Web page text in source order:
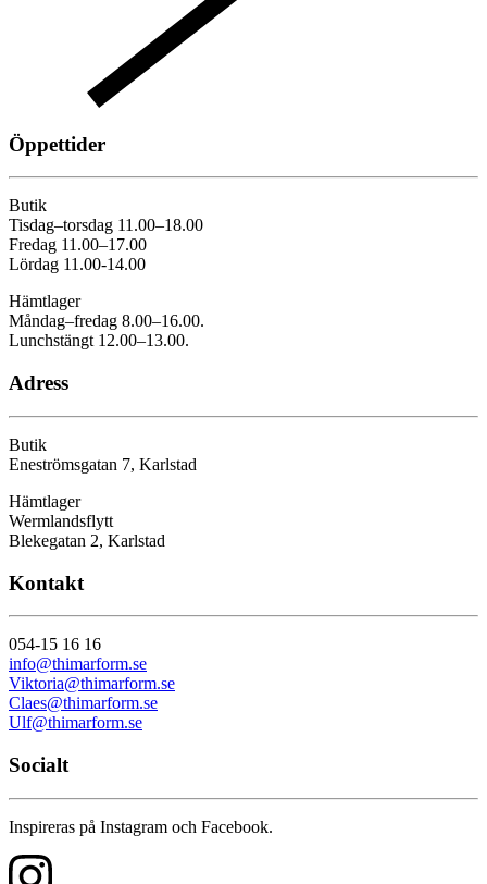
Öppettider
Butik
Tisdag–torsdag 11.00–18.00
Fredag 11.00–17.00
Lördag 11.00-14.00
Hämtlager
Måndag–fredag 8.00–16.00.
Lunchstängt 12.00–13.00.
Adress
Butik
Eneströmsgatan 7, Karlstad
Hämtlager
Wermlandsflytt
Blekegatan 2, Karlstad
Kontakt
054-15 16 16
info@thimarform.se
Viktoria@thimarform.se
Claes@thimarform.se
Ulf@thimarform.se
Socialt
Inspireras på Instagram och Facebook.